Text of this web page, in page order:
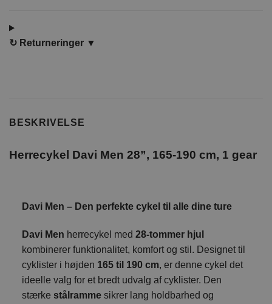
↻ Returneringer ▼
BESKRIVELSE
Herrecykel Davi Men 28”, 165-190 cm, 1 gear
Davi Men – Den perfekte cykel til alle dine ture
Davi Men herrecykel med 28-tommer hjul
kombinerer funktionalitet, komfort og stil. Designet til
cyklister i højden 165 til 190 cm, er denne cykel det
ideelle valg for et bredt udvalg af cyklister. Den
stærke stålrammesikrer lang holdbarhed og